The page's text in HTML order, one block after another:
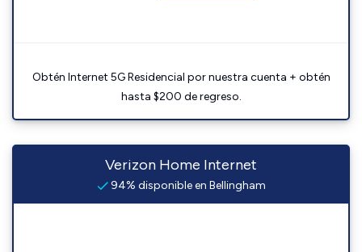
Obtén Internet 5G Residencial por nuestra cuenta + obtén
hasta $200 de regreso.
Verizon Home Internet
94% disponible en Bellingham